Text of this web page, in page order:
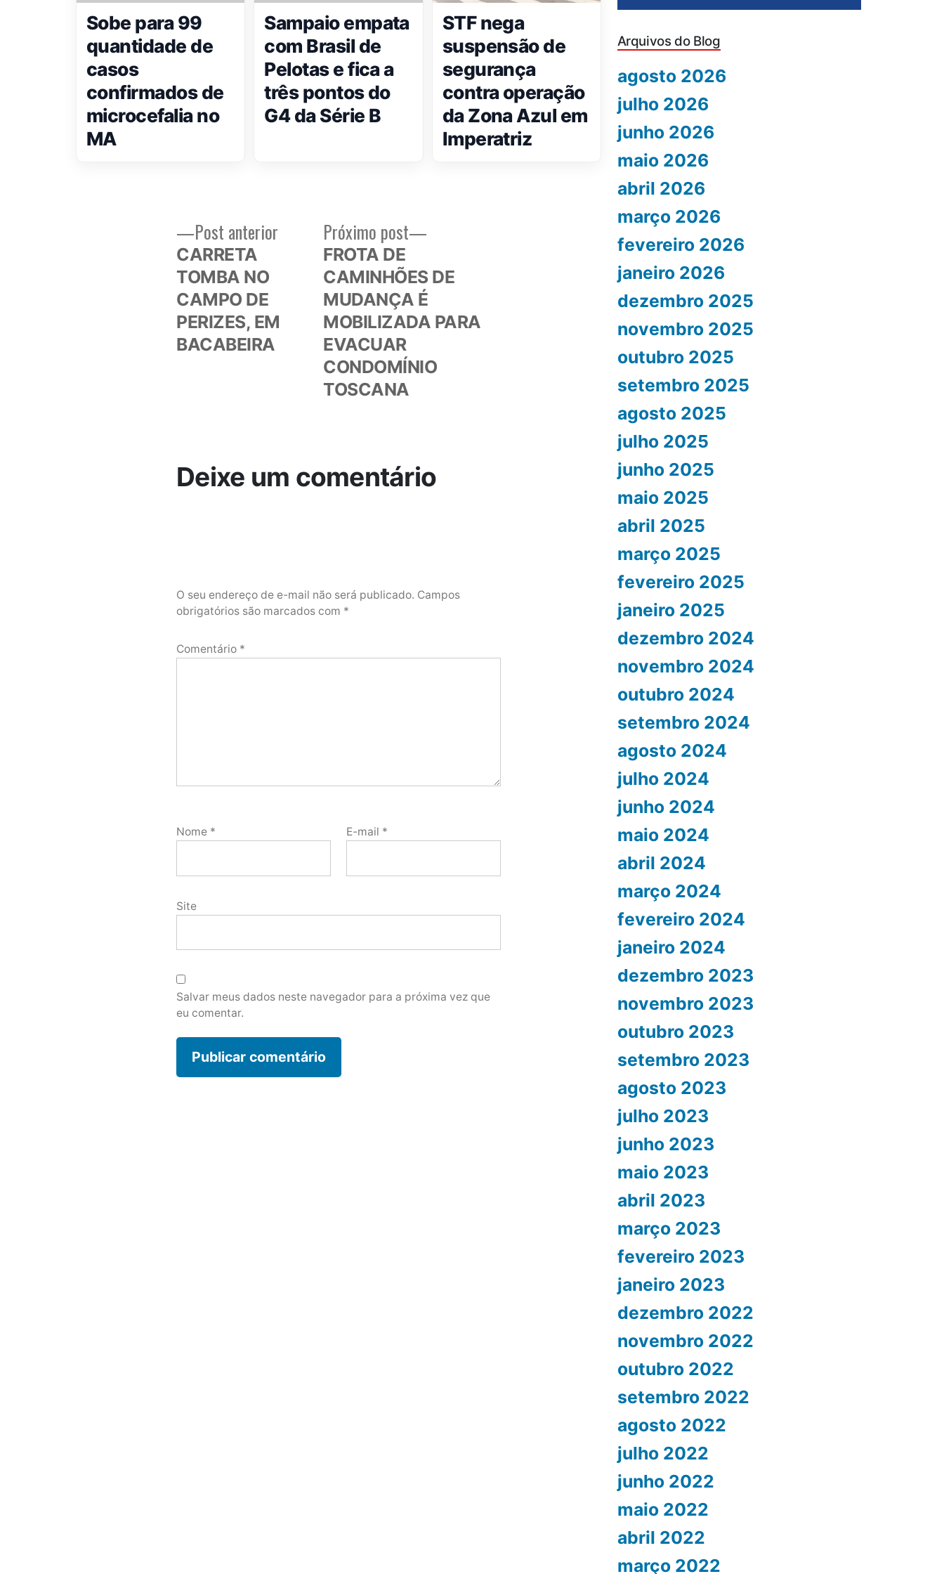
Sobe para 99
quantidade de
casos
confirmados de
microcefalia no
MA
Sampaio empata
com Brasil de
Pelotas e fica a
três pontos do
G4 da Série B
STF nega
suspensão de
segurança
contra operação
da Zona Azul em
Imperatriz
Navegação
Post anterior
anterior:
CARRETA
TOMBA NO
CAMPO DE
PERIZES, EM
BACABEIRA
Próximo post
FROTA DE
CAMINHÕES DE
MUDANÇA É
MOBILIZADA PARA
EVACUAR
CONDOMÍNIO
TOSCANA
Deixe um comentário
O seu endereço de e-mail não será publicado. Campos
obrigatórios são marcados com *
Comentário *
Nome * E-mail *
Site
Salvar meus dados neste navegador para a próxima vez que
eu comentar.
Arquivos do Blog
agosto 2026
julho 2026
junho 2026
maio 2026
abril 2026
março 2026
fevereiro 2026
janeiro 2026
dezembro 2025
novembro 2025
outubro 2025
setembro 2025
agosto 2025
julho 2025
junho 2025
maio 2025
abril 2025
março 2025
fevereiro 2025
janeiro 2025
dezembro 2024
novembro 2024
outubro 2024
setembro 2024
agosto 2024
julho 2024
junho 2024
maio 2024
abril 2024
março 2024
fevereiro 2024
janeiro 2024
dezembro 2023
novembro 2023
outubro 2023
setembro 2023
agosto 2023
julho 2023
junho 2023
maio 2023
abril 2023
março 2023
fevereiro 2023
janeiro 2023
dezembro 2022
novembro 2022
outubro 2022
setembro 2022
agosto 2022
julho 2022
junho 2022
maio 2022
abril 2022
março 2022